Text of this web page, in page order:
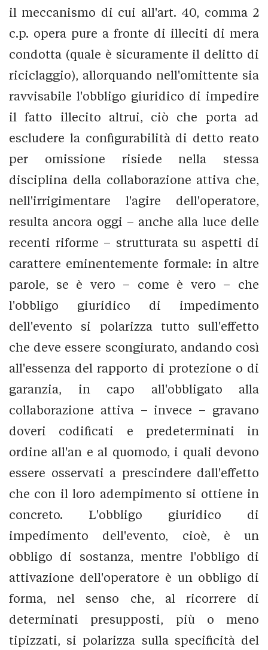
il meccanismo di cui all'art. 40, comma 2
c.p. opera pure a fronte di illeciti di mera
condotta (quale è sicuramente il delitto di
riciclaggio), allorquando nell'omittente sia
ravvisabile l'obbligo giuridico di impedire
il fatto illecito altrui, ciò che porta ad
escludere la configurabilità di detto reato
per omissione risiede nella stessa
disciplina della collaborazione attiva che,
nell'irrigimentare l'agire dell'operatore,
resulta ancora oggi – anche alla luce delle
recenti riforme – strutturata su aspetti di
carattere eminentemente formale: in altre
parole, se è vero – come è vero – che
l'obbligo giuridico di impedimento
dell'evento si polarizza tutto sull'effetto
che deve essere scongiurato, andando così
all'essenza del rapporto di protezione o di
garanzia, in capo all'obbligato alla
collaborazione attiva – invece – gravano
doveri codificati e predeterminati in
ordine all'an e al quomodo, i quali devono
essere osservati a prescindere dall'effetto
che con il loro adempimento si ottiene in
concreto. L'obbligo giuridico di
impedimento dell'evento, cioè, è un
obbligo di sostanza, mentre l'obbligo di
attivazione dell'operatore è un obbligo di
forma, nel senso che, al ricorrere di
determinati presupposti, più o meno
tipizzati, si polarizza sulla specificità del